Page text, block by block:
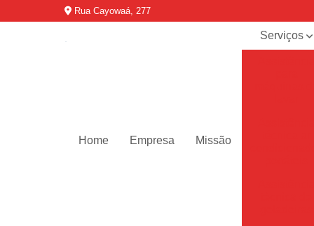
Rua Cayowaá, 277
Home Empresa Missão
Serviços